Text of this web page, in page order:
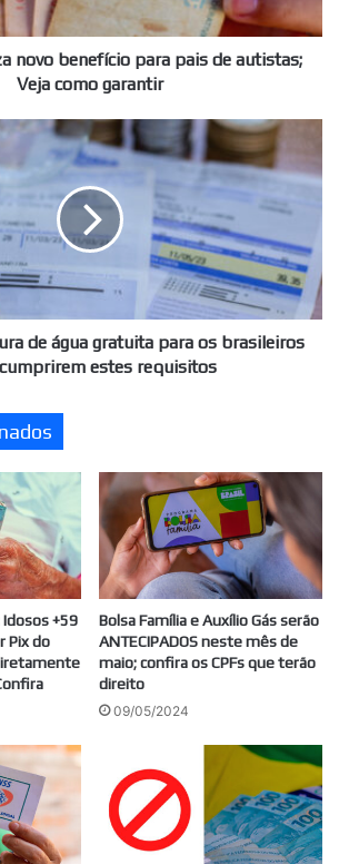
novo benefício para pais de autistas;
Veja como garantir
de água gratuita para os brasileiros
estes requisitos
+59
Pix do
Bolsa Família e Auxílio Gás serão
ANTECIPADOS neste mês de
maio; confira os CPFs que terão
direito
09/05/2024